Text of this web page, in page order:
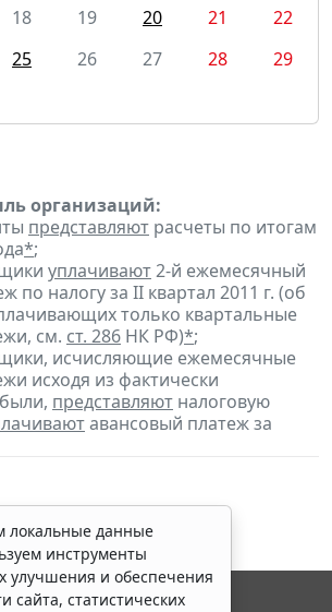
18 19 20 21
22
25 26 27 28
29
организаций:
представляют расчеты по итогам
*;
уплачивают2-й ежемесячный
по налогу за II квартал 2011 г. (об
только квартальные
см. ст. 286 НК РФ)*;
исчисляющие ежемесячные
исходя из фактически
представляют налоговую
авансовый платеж за
локальные данные
инструменты
улучшения и обеспечения
сайта, статистических